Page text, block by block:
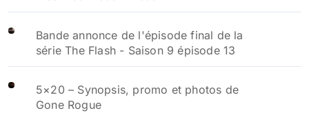
Bande annonce de l'épisode final de la
série The Flash - Saison 9 épisode 13
5×20 – Synopsis, promo et photos de
Gone Rogue